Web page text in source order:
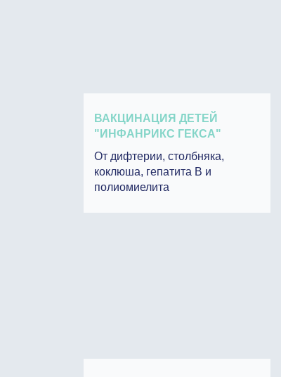
ВАКЦИНАЦИЯ ДЕТЕЙ
"ИНФАНРИКС ГЕКСА"
От дифтерии, столбняка,
коклюша, гепатита В и
полиомиелита